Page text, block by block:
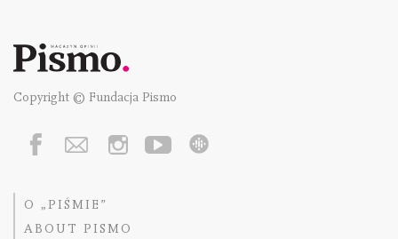
Copyright © Fundacja Pismo
O „PIŚMIE”
ABOUT PISMO